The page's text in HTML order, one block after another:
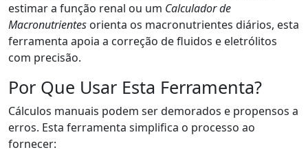
estimar a função renal ou um Calculador de
Macronutrientes orienta os macronutrientes diários, esta
ferramenta apoia a correção de fluidos e eletrólitos
com precisão.
Por Que Usar Esta Ferramenta?
Cálculos manuais podem ser demorados e propensos a
erros. Esta ferramenta simplifica o processo ao
fornecer: